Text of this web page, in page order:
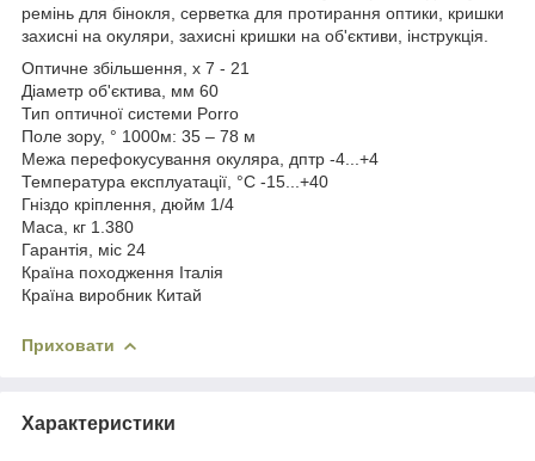
ремінь для бінокля, серветка для протирання оптики, кришки
захисні на окуляри, захисні кришки на об'єктиви, інструкція.
Оптичне збільшення, х 7 - 21
Діаметр об'єктива, мм 60
Тип оптичної системи Porro
Поле зору, ° 1000м: 35 – 78 м
Межа перефокусування окуляра, дптр -4...+4
Температура експлуатації, °C -15...+40
Гніздо кріплення, дюйм 1/4
Маса, кг 1.380
Гарантія, міс 24
Країна походження Італія
Країна виробник Китай
Приховати
Характеристики